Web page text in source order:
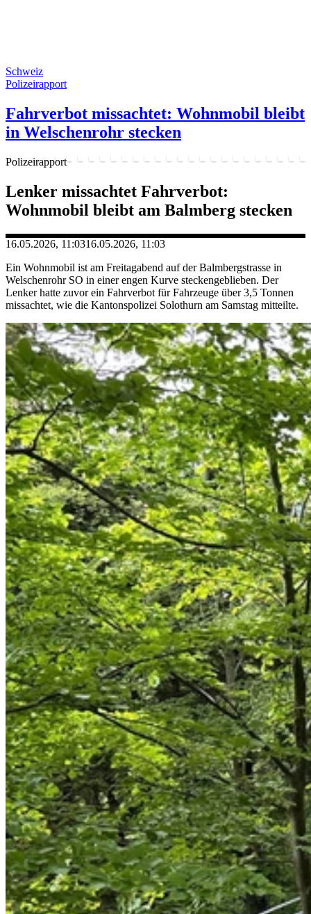
Schweiz
Polizeirapport
Fahrverbot missachtet: Wohnmobil bleibt
in Welschenrohr stecken
Polizeirapport
Lenker missachtet Fahrverbot:
Wohnmobil bleibt am Balmberg stecken
16.05.2026, 11:0316.05.2026, 11:03
Ein Wohnmobil ist am Freitagabend auf der Balmbergstrasse in
Welschenrohr SO in einer engen Kurve steckengeblieben. Der
Lenker hatte zuvor ein Fahrverbot für Fahrzeuge über 3,5 Tonnen
missachtet, wie die Kantonspolizei Solothurn am Samstag mitteilte.